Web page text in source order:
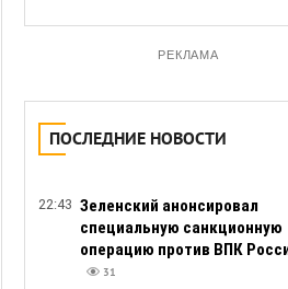
РЕКЛАМА
ПОСЛЕДНИЕ НОВОСТИ
22:43 Зеленский анонсировал
специальную санкционную
операцию против ВПК
31